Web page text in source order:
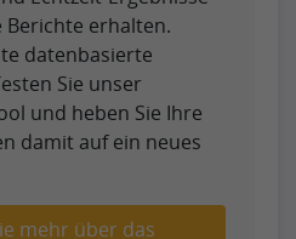
Berichte erhalten.
datenbasierte
Sie unser
und heben Sie Ihre
damit auf ein neues
mehr über das